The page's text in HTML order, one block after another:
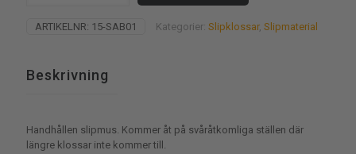
ARTIKELNR: 15-SAB01 Kategorier: Slipklossar, Slipmaterial
Beskrivning
Handhållen slipmus. Kommer åt på svåråtkomliga ställen där
längre klossar inte kommer till.